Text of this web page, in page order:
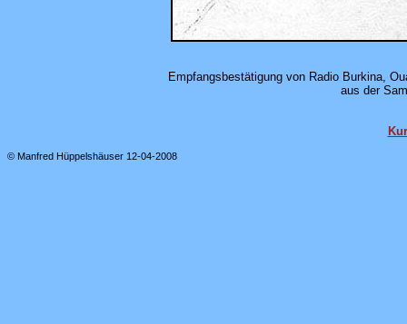
Empfangsbestätigung von Radio Burkina,
aus der
© Manfred Hüppelshäuser 12-04-2008